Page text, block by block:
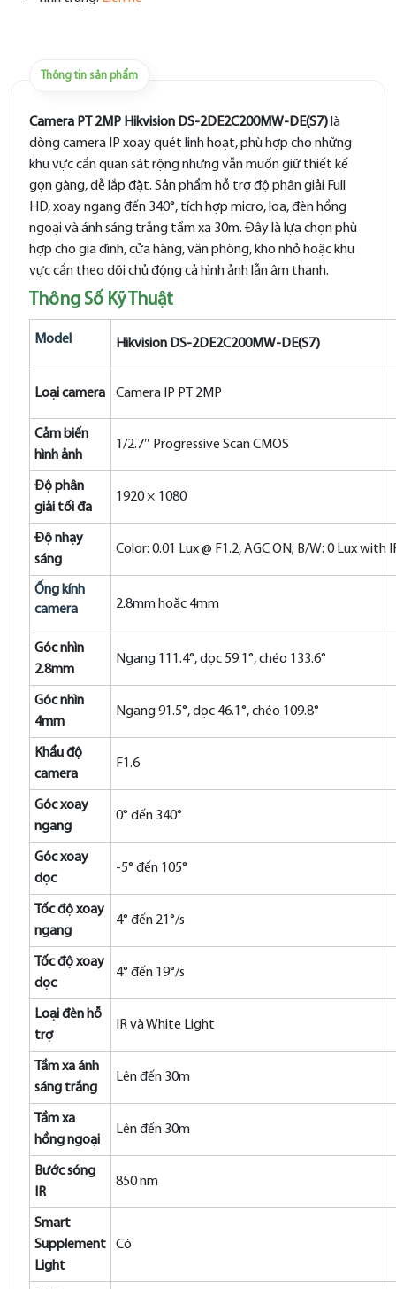
Thông tin sản phẩm
Camera PT 2MP Hikvision DS-2DE2C200MW-DE(S7) là
dòng camera IP xoay quét linh hoạt, phù hợp cho những
khu vực cần quan sát rộng nhưng vẫn muốn giữ thiết kế
gọn gàng, dễ lắp đặt. Sản phẩm hỗ trợ độ phân giải Full
HD, xoay ngang đến 340°, tích hợp micro, loa, đèn hồng
ngoại và ánh sáng trắng tầm xa 30m. Đây là lựa chọn phù
hợp cho gia đình, cửa hàng, văn phòng, kho nhỏ hoặc khu
vực cần theo dõi chủ động cả hình ảnh lẫn âm thanh.
Thông Số Kỹ Thuật
Model Hikvision DS-2DE2C200MW-DE(S7)
Loại camera Camera IP PT 2MP
Cảm biến
hình ảnh
1/2.7″ Progressive Scan CMOS
Độ phân
giải tối đa
1920 × 1080
Độ nhạy
sáng
Color: 0.01 Lux @ F1.2, AGC ON; B/W: 0 Lux with
Ống kính
camera
2.8mm hoặc 4mm
Góc nhìn
2.8mm
Ngang 111.4°, dọc 59.1°, chéo 133.6°
Góc nhìn
4mm
Ngang 91.5°, dọc 46.1°, chéo 109.8°
Khẩu độ
camera
F1.6
Góc xoay
ngang
0° đến 340°
Góc xoay
dọc
-5° đến 105°
Tốc độ xoay
ngang
4° đến 21°/s
Tốc độ xoay
dọc
4° đến 19°/s
Loại đèn hỗ
trợ
IR và White Light
Tầm xa ánh
sáng trắng
Lên đến 30m
Tầm xa
hồng ngoại
Lên đến 30m
Bước sóng
IR
850 nm
Smart
Supplement
Light
Có